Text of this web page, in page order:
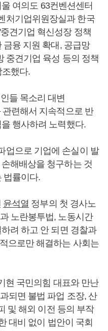
여의도 63컨벤션센터
처기업위원장실과 한국
견기업 혁신성장 정책
금융 지원 확대, 공급망
중견기업 육성 등의 정책
했다.
들 목소리 대변
관련해서 지속적으로 반
행사하려 노력했다.
업으로 기업에 손실이 발
해배상을 청구하는 것
법률이다.
윤석열 정부의 첫 경사노
노란봉투법, 노동시간
려 하고 안 되면 경찰과
으로만 해결하는 사회는
현 국민의힘 대표와 만난
되면 불법 파업 조장, 산
및 해외 이전 등의 부작
대비 없이 법안이 국회